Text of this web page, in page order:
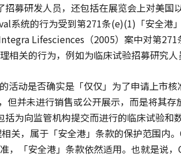
募研发人员，还包括在展览会上对美国
系统的行为受到第271条(e)(1)「安全港
Lifesciences（2005）案中对第
相关的行为，例如为临床试验招募研究人
活动是否确实是「仅仅」为了申请上市
但并未进行销售或公开展示，而是将其
为向监管机构提交而进行的临床试验和
关，属于「安全港」条款的保护范围内
，「安全港」条款依然适用。也就是说